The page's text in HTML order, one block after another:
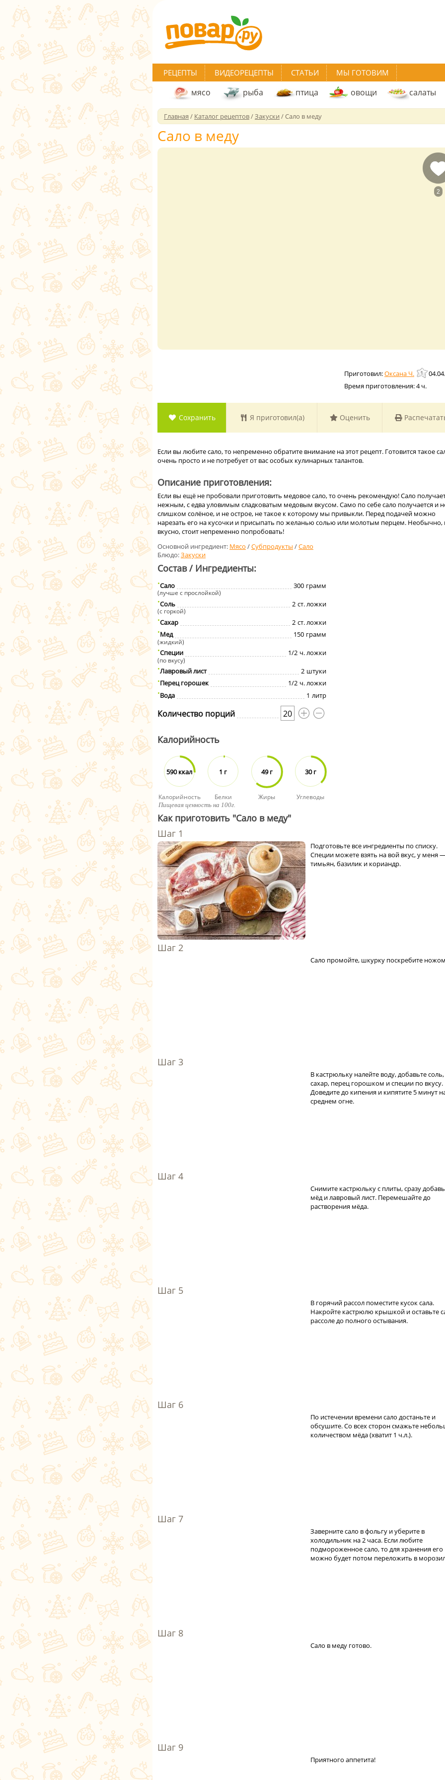
РЕЦЕПТЫ ВИДЕОРЕЦЕПТЫ СТАТЬИ МЫ ГОТОВИМ
мясо рыба птица овощи салаты
Главная / Каталог рецептов/Закуски /Сало в меду
Сало в меду
2
Оксана Ч.
Время приготовления:4 ч.
Сохранить Я приготовил(а) Оценить
Если вы любите сало, то непременно обратите внимание на этот рецепт. Готовится такое
очень просто и не потребует от вас особых кулинарных талантов.
Описание приготовления:
Если вы ещё не пробовали приготовить медовое сало, то очень рекомендую! Сало
нежным, с едва уловимым сладковатым медовым вкусом. Само по себе сало получается и
слишком солёное, и не острое, не такое к которому мы привыкли. Перед подачей можно
нарезать его на кусочки и присыпать по желанью солью или молотым перцем. Необычно,
вкусно, стоит непременно попробовать!
Основной ингредиент: Мясо /Субпродукты /Сало
Блюдо:Закуски
Состав / Ингредиенты:
Сало 300 грамм
(лучше с прослойкой)
Соль 2 ст. ложки
(с горкой)
Сахар 2 ст. ложки
Мед
150 грамм
(жидкий)
Специи 1/2 ч. ложки
(по вкусу)
Лавровый лист 2 штуки
Перец горошек
1/2 ч. ложки
Вода
1 литр
Количество порций 20
Калорийность
590 ккал
Калорийность
1 г
Белки
49 г
Жиры
30 г
Углеводы
Пищевая ценность на 100г.
Как приготовить "Сало в меду"
Подготовьте все ингредиенты по списку.
Специи можете взять на вой вкус, у меня
тимьян, базилик и кориандр.
Сало промойте, шкурку поскребите
В кастрюльку налейте воду, добавьте соль,
сахар, перец горошком и специи по вкусу.
Доведите до кипения и кипятите 5 минут
среднем огне.
Снимите кастрюльку с плиты, сразу
мёд и лавровый лист. Перемешайте до
растворения мёда.
В горячий рассол поместите кусок сала.
Накройте кастрюлю крышкой и оставьте
рассоле до полного остывания.
По истечении времени сало достаньте и
обсушите. Со всех сторон смажьте
количеством мёда (хватит 1 ч.л.).
Заверните сало в фольгу и уберите в
холодильник на 2 часа. Если любите
подмороженное сало, то для хранения его
можно будет потом переложить в
Сало в меду готово.
Приятного аппетита!